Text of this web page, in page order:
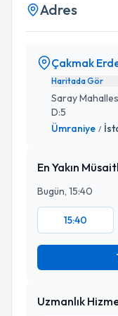
Adres
Çakmak
Haritada Gör
Saray
D:5
Ümraniye /
En Yakın
Bugün, 15:40
15:40
Uzmanlık